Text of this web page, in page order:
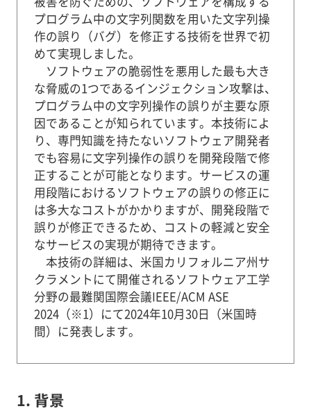
プログラム中の文字列関数を用いた文字列操
作の誤り（バグ）を修正する技術を世界で初
めて実現しました。
ソフトウェアの脆弱性を悪用した最も大き
な脅威の1つであるインジェクション攻撃は、
プログラム中の文字列操作の誤りが主要な原
因であることが知られています。本技術によ
り、専門知識を持たないソフトウェア開発者
でも容易に文字列操作の誤りを開発段階で修
正することが可能となります。サービスの運
用段階におけるソフトウェアの誤りの修正に
は多大なコストがかかりますが、開発段階で
誤りが修正できるため、コストの軽減と安全
なサービスの実現が期待できます。
本技術の詳細は、米国カリフォルニア州サ
クラメントにて開催されるソフトウェア工学
分野の最難関国際会議IEEE/ACM ASE
2024（※1）にて2024年10月30日（米国時
間）に発表します。
1. 背景